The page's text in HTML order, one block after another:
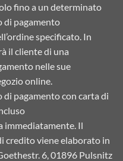
fino a un determinato
di pagamento
specificato. In
il cliente di una
nelle sue
online.
di pagamento con carta di
immediatamente. Il
credito viene elaborato in
6, 01896 Pulsnitz